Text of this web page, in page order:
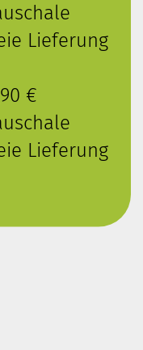
Lieferung
€
Lieferung